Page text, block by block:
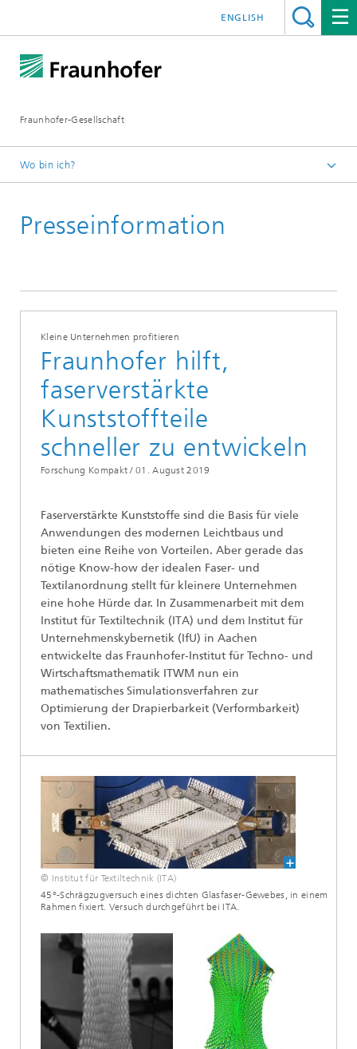
Fraunhofer-Gesellschaft
ENGLISH
Wo bin ich?
Presseinformationen
Presseinformation
Kleine Unternehmen profitieren
Fraunhofer hilft,
faserverstärkte
Kunststoffteile
schneller zu entwickeln
Forschung Kompakt / 01. August 2019
Faserverstärkte Kunststoffe sind die Basis für viele
Anwendungen des modernen Leichtbaus und
bieten eine Reihe von Vorteilen. Aber gerade das
nötige Know-how der idealen Faser- und
Textilanordnung stellt für kleinere Unternehmen
eine hohe Hürde dar. In Zusammenarbeit mit dem
Institut für Textiltechnik (ITA) und dem Institut für
Unternehmenskybernetik (IfU) in Aachen
entwickelte das Fraunhofer-Institut für Techno- und
Wirtschaftsmathematik ITWM nun ein
mathematisches Simulationsverfahren zur
Optimierung der Drapierbarkeit (Verformbarkeit)
von Textilien.
© Institut für Textiltechnik (ITA)
45°-Schrägzugversuch eines dichten Glasfaser-Gewebes, in einem
Rahmen fixiert. Versuch durchgeführt bei ITA.